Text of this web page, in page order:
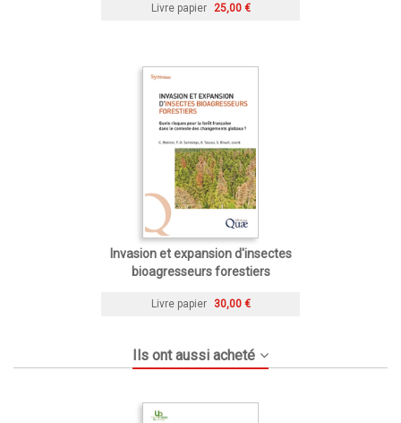
Livre papier 25,00 €
Invasion et expansion d'insectes
bioagresseurs forestiers
Livre papier 30,00 €
Ils ont aussi acheté